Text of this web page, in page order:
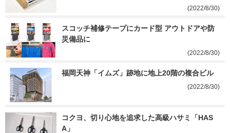
(2022/8/30)
スコッチ補修テープにカード型 アウトドアや防
災備品に
(2022/8/30)
福岡天神「イムズ」跡地に地上20階の複合ビル
(2022/8/30)
コクヨ、切り心地を追求した高級ハサミ「HAS
A」